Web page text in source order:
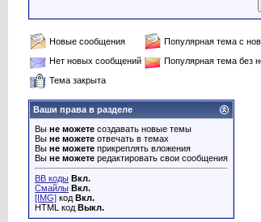
Новые сообщения
Популярная тема с
Нет новых сообщений
Популярная тема без
Тема закрыта
Ваши права в разделе
Вы не можете создавать новые темы
Вы не можете отвечать в темах
Вы не можете прикреплять вложения
Вы не можете редактировать свои сообщения
BB коды Вкл.
Смайлы Вкл.
[IMG] код Вкл.
HTML код Выкл.